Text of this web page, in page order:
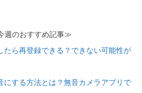
週のおすすめ記事≫
たら再登録できる？できない可能性が
にする方法とは？無音カメラアプリで